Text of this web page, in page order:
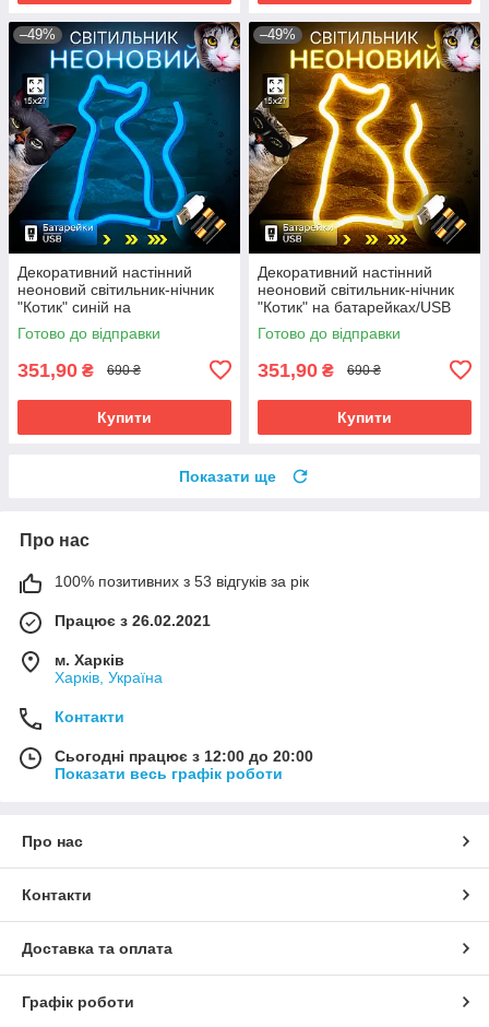
–49%
Декоративний настінний
неоновий світильник-нічник
"Котик" синій на
батарейках/USB 17*23.5 см
Готово до відправки
351,90 ₴ 690 ₴
Купити
–49%
Декоративний настінний
неоновий світильник-нічник
"Котик" на батарейках/USB
17*23.5 см
Готово до відправки
351,90 ₴ 690 ₴
Купити
Показати ще
Про нас
100% позитивних з 53 відгуків за рік
Працює з 26.02.2021
м. Харків
Харків, Україна
Контакти
Сьогодні працює з 12:00 до 20:00
Показати весь графік роботи
Про нас
Контакти
Доставка та оплата
Графік роботи